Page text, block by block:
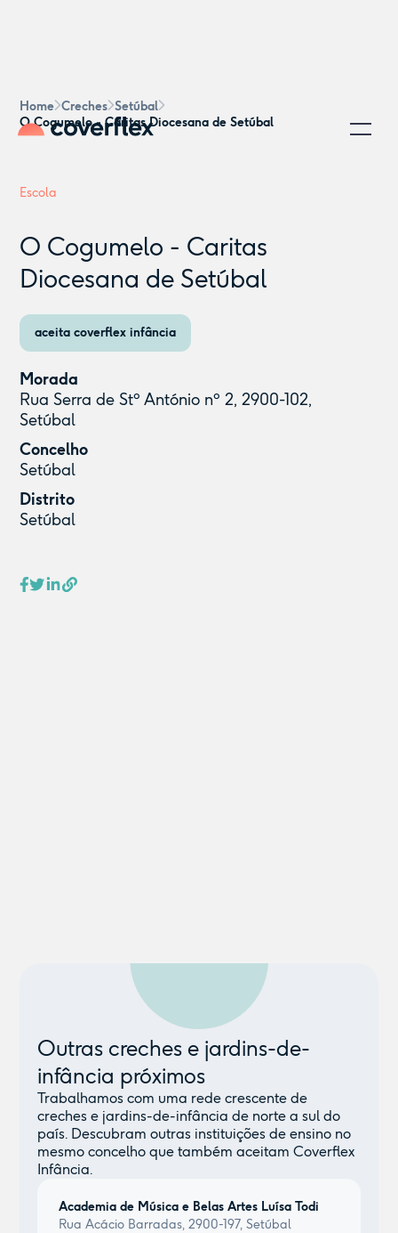
Home Creches Setúbal
O Cogumelo - Caritas Diocesana de Setúbal
Escola
O Cogumelo - Caritas
Diocesana de Setúbal
aceita coverflex infância
Morada
Rua Serra de Stº António nº 2, 2900-102,
Setúbal
Concelho
Setúbal
Distrito
Setúbal
Outras creches e jardins-de-
infância próximos
Trabalhamos com uma rede crescente de
creches e jardins-de-infância de norte a sul do
país. Descubram outras instituições de ensino no
mesmo concelho que também aceitam Coverflex
Infância.
Academia de Música e Belas Artes Luísa Todi
Rua Acácio Barradas, 2900-197, Setúbal